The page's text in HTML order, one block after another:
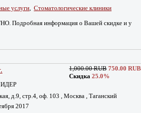
услуги, Стоматологические клиники
Подробная информация о Вашей скидке и у
1,000.00 RUB 750.00 RUB
Скидка 25.0%
д.9, стр.4, оф. 103 , Москва , Таганский
2017